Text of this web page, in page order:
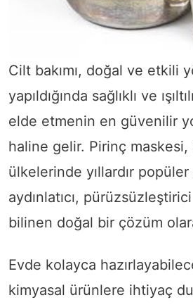
Cilt bakımı, doğal ve etkili
yapıldığında sağlıklı ve
elde etmenin en güvenilir
haline gelir. Pirinç
ülkelerinde yıllardır
aydınlatıcı,
bilinen doğal bir çözüm
Evde kolayca
kimyasal ürünlere ihtiyaç